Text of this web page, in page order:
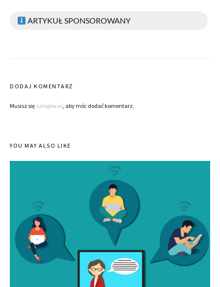
ARTYKUŁ SPONSOROWANY
DODAJ KOMENTARZ
Musisz się zalogować , aby móc dodać komentarz.
YOU MAY ALSO LIKE